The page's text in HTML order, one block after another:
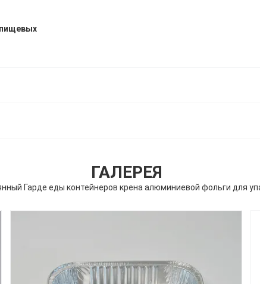
ГАЛЕРЕЯ
Гарде еды контейнеров крена алюминиевой фольги для